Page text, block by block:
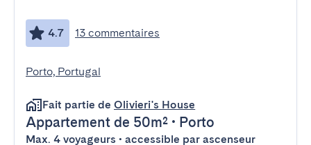
4.7 13 commentaires
Porto, Portugal
Fait partie de Olivieri's House
Appartement de 50m² • Porto
Max. 4 voyageurs • accessible par ascenseur